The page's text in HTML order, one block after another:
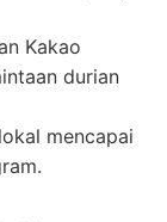
Kakao
durian
mencapai